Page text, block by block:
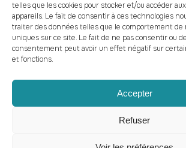
telles que les cookies pour stocker et/ou accéder
appareils. Le fait de consentir à ces technologies
traiter des données telles que le comportement de
uniques sur ce site. Le fait de ne pas consentir ou
consentement peut avoir un effet négatif sur
et fonctions.
Accepter
Refuser
Clermont-Ferrand
Numérique
FINANCEMENTS
Types de financements